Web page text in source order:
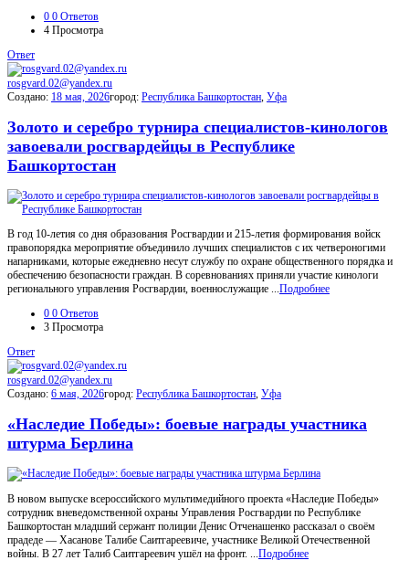
0 0 Ответов
4 Просмотра
Ответ
rosgvard.02@yandex.ru
Создано: 18 мая, 2026город: Республика Башкортостан, Уфа
Золото и серебро турнира специалистов-кинологов
завоевали росгвардейцы в Республике
Башкортостан
В год 10-летия со дня образования Росгвардии и 215-летия формирования войск
правопорядка мероприятие объединило лучших специалистов с их четвероногими
напарниками, которые ежедневно несут службу по охране общественного порядка и
обеспечению безопасности граждан. В соревнованиях приняли участие кинологи
регионального управления Росгвардии, военнослужащие ...Подробнее
0 0 Ответов
3 Просмотра
Ответ
rosgvard.02@yandex.ru
Создано: 6 мая, 2026город: Республика Башкортостан, Уфа
«Наследие Победы»: боевые награды участника
штурма Берлина
В новом выпуске всероссийского мультимедийного проекта «Наследие Победы»
сотрудник вневедомственной охраны Управления Росгвардии по Республике
Башкортостан младший сержант полиции Денис Отченашенко рассказал о своём
прадеде — Хасанове Талибе Саитгареевиче, участнике Великой Отечественной
войны. В 27 лет Талиб Саитгареевич ушёл на фронт. ...Подробнее